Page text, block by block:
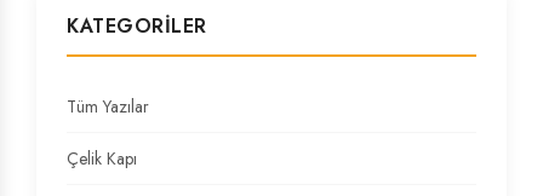
KATEGORILER
Tüm Yazılar
Çelik Kapı